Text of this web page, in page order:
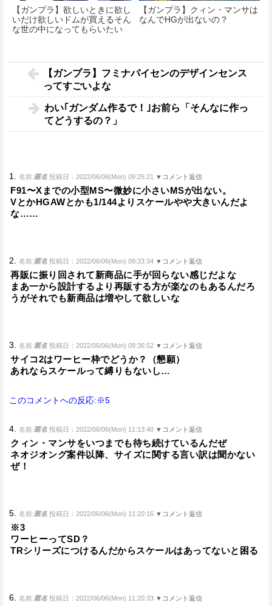
【ガンプラ】欲しいときに欲し
いだけ欲しいドムが買えるそん
な世の中になってもらいたい
【ガンプラ】クィン・マンサは
なんでHGが出ないの？
【ガンプラ】フミナパイセンのデザインセンス
ってすごいよな
わい｢ガンダム作るで！｣お前ら「そんなに作っ
てどうするの？」
1. 名前:匿名 投稿日：2022/06/06(Mon) 09:25:21 ▼コメント返信
F91〜Xまでの小型MS〜微妙に小さいMSが出ない。
VとかHGAWとかも1/144よりスケールやや大きいんだよ
な……
2. 名前:匿名 投稿日：2022/06/06(Mon) 09:33:34 ▼コメント返信
再販に振り回されて新商品に手が回らない感じだよな
まあ一から設計するより再販する方が楽なのもあるんだろ
うがそれでも新商品は増やして欲しいな
3. 名前:匿名 投稿日：2022/06/06(Mon) 09:36:52 ▼コメント返信
サイコ2はワーヒー枠でどうか？（懇願）
あれならスケールって縛りもないし…
このコメントへの反応:※5
4. 名前:匿名 投稿日：2022/06/06(Mon) 11:13:40 ▼コメント返信
クィン・マンサをいつまでも待ち続けているんだぜ
ネオジオング案件以降、サイズに関する言い訳は聞かない
ぜ！
5. 名前:匿名 投稿日：2022/06/06(Mon) 11:20:16 ▼コメント返信
※3
ワーヒーってSD？
TRシリーズにつけるんだからスケールはあってないと困る
6. 名前:匿名 投稿日：2022/06/06(Mon) 11:20:33 ▼コメント返信